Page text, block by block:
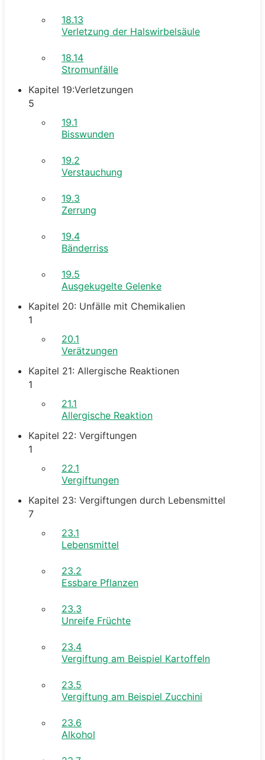
18.13
Verletzung der Halswirbelsäule
18.14
Stromunfälle
Kapitel 19:Verletzungen
5
19.1
Bisswunden
19.2
Verstauchung
19.3
Zerrung
19.4
Bänderriss
19.5
Ausgekugelte Gelenke
Kapitel 20: Unfälle mit Chemikalien
1
20.1
Verätzungen
Kapitel 21: Allergische Reaktionen
1
21.1
Allergische Reaktion
Kapitel 22: Vergiftungen
1
22.1
Vergiftungen
Kapitel 23: Vergiftungen durch Lebensmittel
7
23.1
Lebensmittel
23.2
Essbare Pflanzen
23.3
Unreife Früchte
23.4
Vergiftung am Beispiel Kartoffeln
23.5
Vergiftung am Beispiel Zucchini
23.6
Alkohol